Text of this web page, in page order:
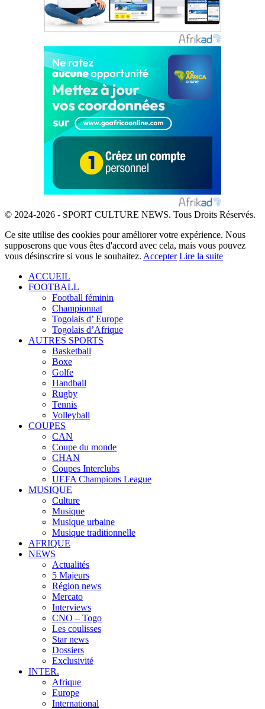
© 2024-2026 - SPORT CULTURE NEWS. Tous Droits Réservés.
Ce site utilise des cookies pour améliorer votre expérience. Nous
supposerons que vous êtes d'accord avec cela, mais vous pouvez
vous désinscrire si vous le souhaitez. Accepter Lire la suite
ACCUEIL
FOOTBALL
Football féminin
Championnat
Togolais d’ Europe
Togolais d’Afrique
AUTRES SPORTS
Basketball
Boxe
Golfe
Handball
Rugby
Tennis
Volleyball
COUPES
CAN
Coupe du monde
CHAN
Coupes Interclubs
UEFA Champions League
MUSIQUE
Culture
Musique
Musique urbaine
Musique traditionnelle
AFRIQUE
NEWS
Actualités
5 Majeurs
Région news
Mercato
Interviews
CNO – Togo
Les coulisses
Star news
Dossiers
Exclusivité
INTER.
Afrique
Europe
International